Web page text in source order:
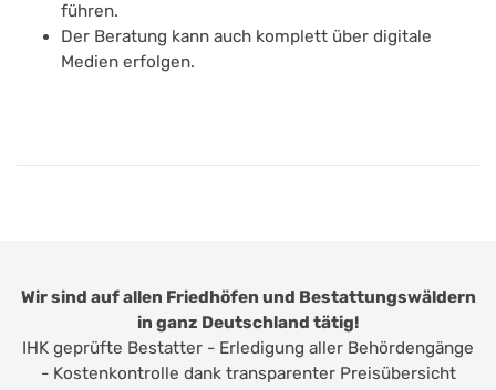
führen.
Der Beratung kann auch komplett über digitale
Medien erfolgen.
Wir sind auf allen Friedhöfen und Bestattungswäldern
in ganz Deutschland tätig!
IHK geprüfte Bestatter - Erledigung aller Behördengänge
- Kostenkontrolle dank transparenter Preisübersicht